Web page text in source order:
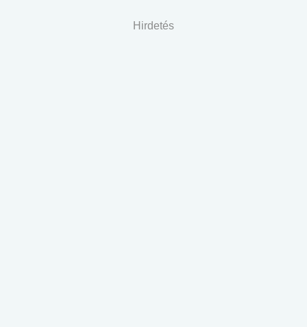
Hirdetés